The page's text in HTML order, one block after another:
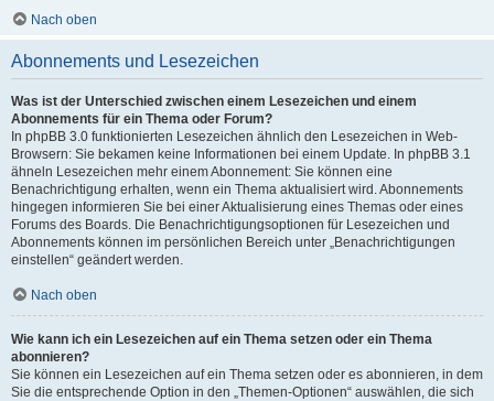
Nach oben
Abonnements und Lesezeichen
Was ist der Unterschied zwischen einem Lesezeichen und einem
Abonnements für ein Thema oder Forum?
In phpBB 3.0 funktionierten Lesezeichen ähnlich den Lesezeichen in Web-
Browsern: Sie bekamen keine Informationen bei einem Update. In phpBB 3.1
ähneln Lesezeichen mehr einem Abonnement: Sie können eine
Benachrichtigung erhalten, wenn ein Thema aktualisiert wird. Abonnements
hingegen informieren Sie bei einer Aktualisierung eines Themas oder eines
Forums des Boards. Die Benachrichtigungsoptionen für Lesezeichen und
Abonnements können im persönlichen Bereich unter „Benachrichtigungen
einstellen“ geändert werden.
Nach oben
Wie kann ich ein Lesezeichen auf ein Thema setzen oder ein Thema
abonnieren?
Sie können ein Lesezeichen auf ein Thema setzen oder es abonnieren, in dem
Sie die entsprechende Option in den „Themen-Optionen“ auswählen, die sich